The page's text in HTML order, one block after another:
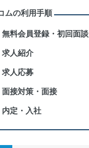
ムの利用手順
無料会員登録・初回面談
求人紹介
求人応募
面接対策・面接
内定・入社